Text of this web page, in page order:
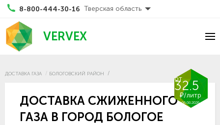
8-800-444-30-16 Тверская область
VERVEX
ДОСТАВКА ГАЗА БОЛОГОВСКИЙ РАЙОН
от
32.5
₽/литр
06.08.2026
ДОСТАВКА СЖИЖЕННОГО
ГАЗА В ГОРОД БОЛОГОЕ